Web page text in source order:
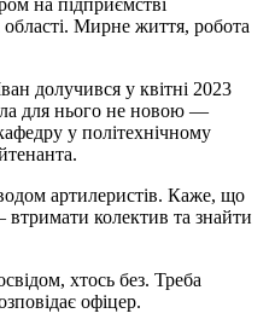
на підприємстві
Мирне життя, робота
долучився у квітні 2023
для нього не новою —
у політехнічному
артилеристів. Каже, що
колектив та знайти
хтось без. Треба
офіцер.